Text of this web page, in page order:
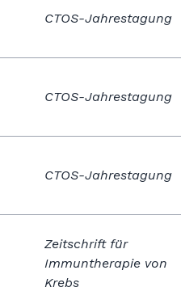
CTOS-Jahrestagung
CTOS-Jahrestagung
CTOS-Jahrestagung
Zeitschrift für
Immuntherapie von
Krebs